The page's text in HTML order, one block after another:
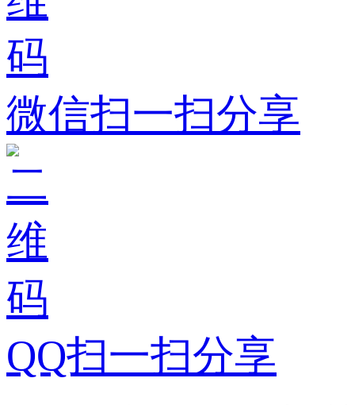
微信扫一扫分享
QQ扫一扫分享